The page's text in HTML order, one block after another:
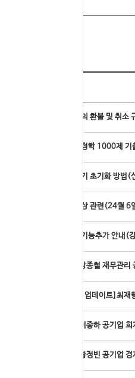
온라인 강의 환불 및 취소
공기업 행정학 1000제
모바일 기기 초기화 방법(
배송료 인상 관련(24월 6
내강의실 기능추가 안내(
[온라인]강종철 재무관리
[신규과정 업데이트]최재
[온라인]이종하 공기업
[온라인]황정빈 공기업